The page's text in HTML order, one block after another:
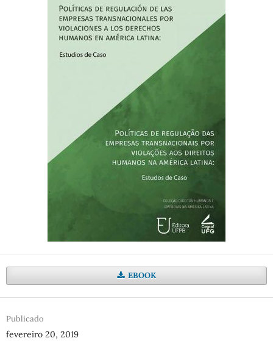
EBOOK
Publicado
fevereiro 20, 2019